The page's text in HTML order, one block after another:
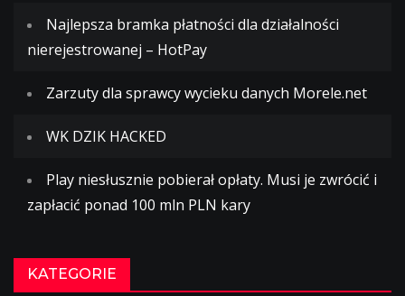
Najlepsza bramka płatności dla działalności
nierejestrowanej – HotPay
Zarzuty dla sprawcy wycieku danych Morele.net
WK DZIK HACKED
Play niesłusznie pobierał opłaty. Musi je zwrócić i
zapłacić ponad 100 mln PLN kary
KATEGORIE